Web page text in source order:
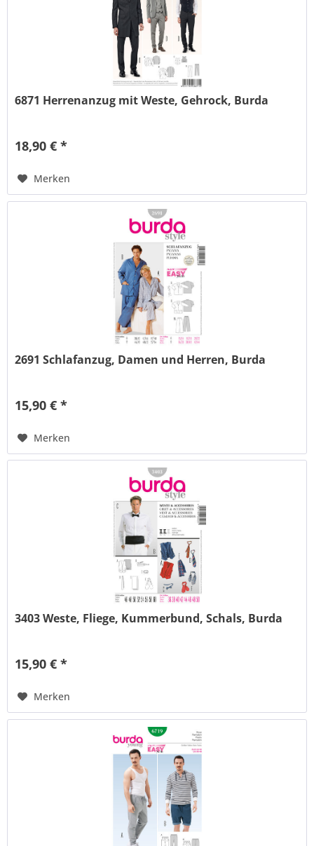
6871 Herrenanzug mit Weste, Gehrock, Burda
18,90 € *
Merken
2691 Schlafanzug, Damen und Herren, Burda
15,90 € *
Merken
3403 Weste, Fliege, Kummerbund, Schals, Burda
15,90 € *
Merken